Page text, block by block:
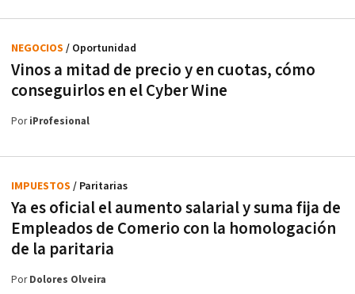
Vinos a mitad de precio y en cuotas, cómo
conseguirlos en el Cyber Wine
NEGOCIOS / Oportunidad
PoriProfesional
Ya es oficial el aumento salarial y suma fija de
Empleados de Comerio con la homologación
de la paritaria
IMPUESTOS / Paritarias
PorDolores Olveira